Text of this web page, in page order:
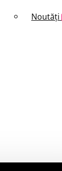
Noutăți